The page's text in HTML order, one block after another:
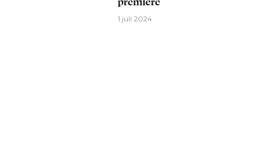
1 juli 2024